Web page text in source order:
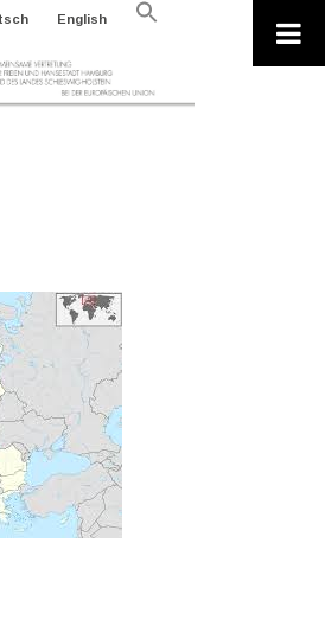
English
Search